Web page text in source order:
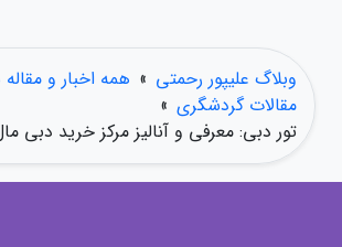
وبلاگ علیپور رحمتی » همه اخبار و
مقالات گردشگری »
تور دبی: معرفی و آنالیز مرکز خرید دبی